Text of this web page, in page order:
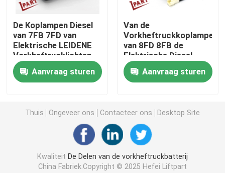
Elektrische Vorkheftruckschakelaar
Vorkheftruckhandvat
Heftruck gashendel
Motor Magnetische Rem
Het Systeem van de vorkheftruckrem
De Koplampen Diesel
van 7FB 7FD van
Elektrische LEIDENE
Vorkheftrucklichten
Aanvraag sturen
Van de
Vorkheftruckkoplampen
van 8FD 8FB de
Elektrische Diesel
Geleide Lamp 48V
Aanvraag sturen
Thuis Ongeveer ons Contacteer ons Desktop Site
Kwaliteit De Delen van de vorkheftruckbatterij
China Fabriek.Copyright © 2025 Hefei Liftpart